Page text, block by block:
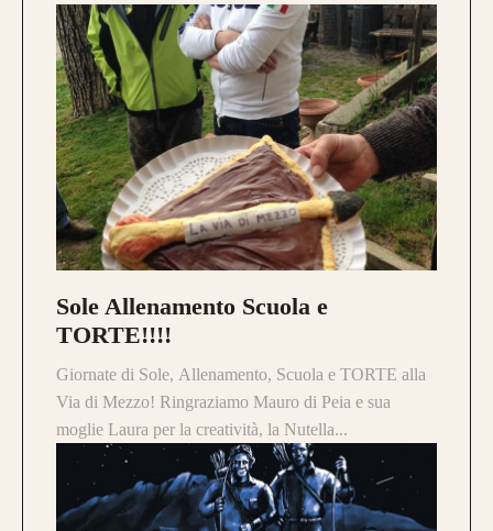
Sole Allenamento Scuola e
TORTE!!!!
Giornate di Sole, Allenamento, Scuola e TORTE alla
Via di Mezzo! Ringraziamo Mauro di Peia e sua
moglie Laura per la creatività, la Nutella...